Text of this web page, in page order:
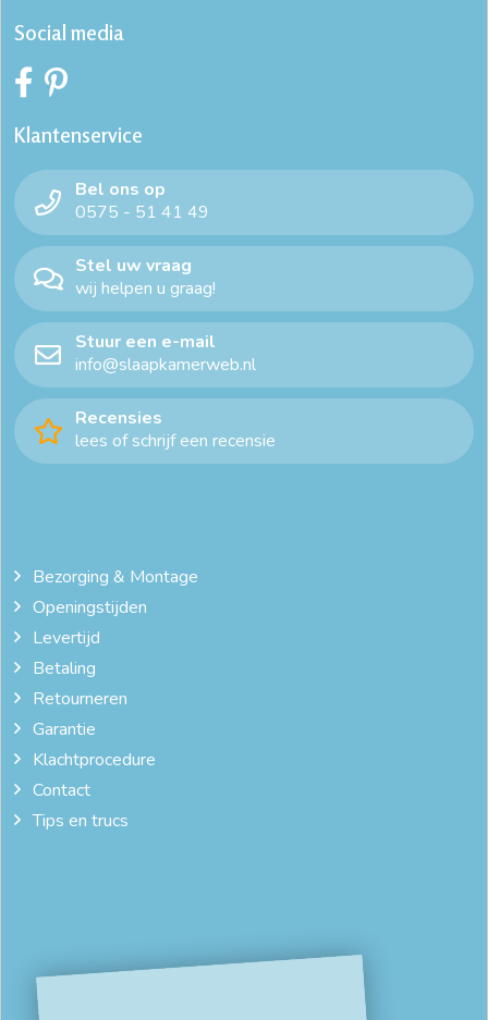
wit dekbedovertrek 240x220
Social media
Klantenservice
Bel ons op
0575 - 51 41 49
Stel uw vraag
wij helpen u graag!
Stuur een e-mail
info@slaapkamerweb.nl
Recensies
lees of schrijf een recensie
Bezorging & Montage
Openingstijden
Levertijd
Betaling
Retourneren
Garantie
Klachtprocedure
Contact
Tips en trucs